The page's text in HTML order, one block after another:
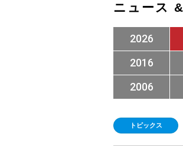
ニュース
2026
2016
2006
トピックス